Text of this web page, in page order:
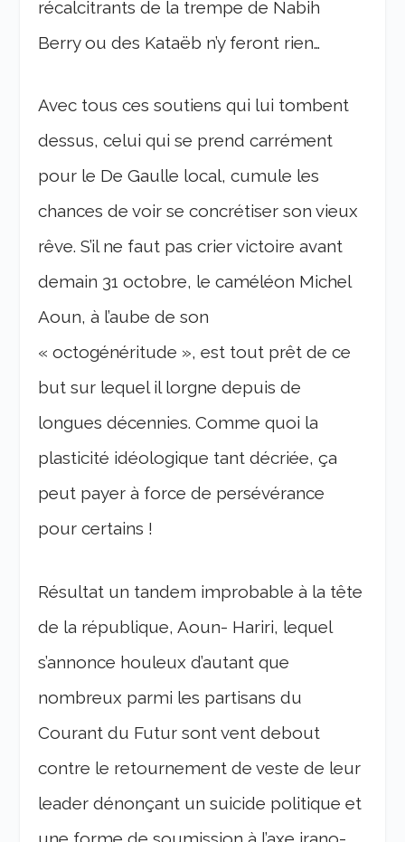
récalcitrants de la trempe de Nabih
Berry ou des Kataëb n’y feront rien…
Avec tous ces soutiens qui lui tombent
dessus, celui qui se prend carrément
pour le De Gaulle local, cumule les
chances de voir se concrétiser son vieux
rêve. S’il ne faut pas crier victoire avant
demain 31 octobre, le caméléon Michel
Aoun, à l’aube de son
« octogénéritude », est tout prêt de ce
but sur lequel il lorgne depuis de
longues décennies. Comme quoi la
plasticité idéologique tant décriée, ça
peut payer à force de persévérance
pour certains !
Résultat un tandem improbable à la tête
de la république, Aoun- Hariri, lequel
s’annonce houleux d’autant que
nombreux parmi les partisans du
Courant du Futur sont vent debout
contre le retournement de veste de leur
leader dénonçant un suicide politique et
une forme de soumission à l’axe irano-